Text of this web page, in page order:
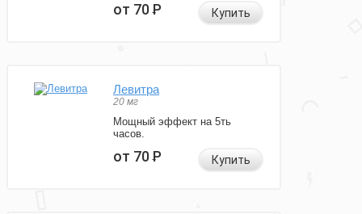
от 70Р Купить
Левитра
20 мг
Мощный эффект на 5ть
часов.
от 70Р Купить